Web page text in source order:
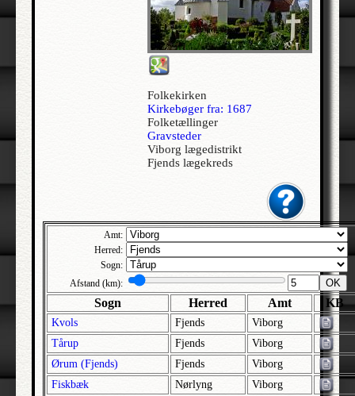
Allehelgen | Sokkelund | København
Aller | Sønder Tyrstrup | Haderslev
Allerød - Jesu Kristi Kirke af Sidste Dages Hellige | Lynge-Frederiksborg |
Alleshave | Skippinge | Holbæk
Allindemagle | Ringsted | Sorø
Alling | Gjern | Skanderborg
Allinge-Sandvig | Bornholm Nørre | Bornholm
Almind | Brusk | Vejle
Almind | Lysgård | Viborg
Alrø | Hads | Århus
Als | Hindsted | Ålborg
Alslev | Fakse | Præstø
Folkekirken
Kirkebøger fra: 1687
Folketællinger
Gravsteder
Viborg lægedistrikt
Fjends lægekreds
Amt:
Herred:
Sogn:
Afstand (km):
OK
Sogn Herred Amt KB
Kvols Fjends
Viborg
Tårup
Fjends
Viborg
Ørum (Fjends)
Fjends
Viborg
Fiskbæk
Nørlyng Viborg